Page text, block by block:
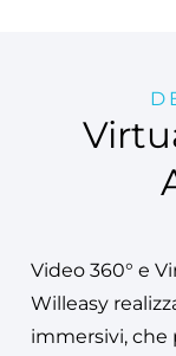
Video 360° e
Willeasy
immersivi,